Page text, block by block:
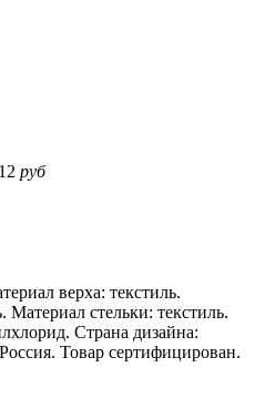
руб
верха: текстиль.
Материал стельки: текстиль.
Страна дизайна:
Товар сертифицирован.